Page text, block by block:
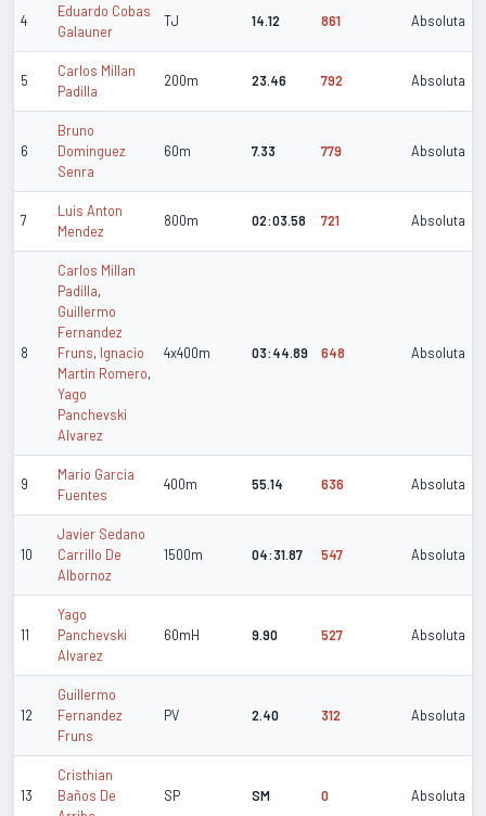
4
Eduardo Cobas
Galauner
TJ 14.12 861 Absoluta
5
Carlos Millan
Padilla
200m 23.46 792 Absoluta
6
Bruno
Dominguez
Senra
60m 7.33 779 Absoluta
7
Luis Anton
Mendez
800m 02:03.58 721 Absoluta
8
Carlos Millan
Padilla
Guillermo
Fernandez
Fruns Ignacio
Martin Romero
Yago
Panchevski
Alvarez
4x400m 03:44.89 648 Absoluta
9
Mario Garcia
Fuentes
400m 55.14 636 Absoluta
10
Javier Sedano
Carrillo De
Albornoz
1500m 04:31.87 547 Absoluta
11
Yago
Panchevski
Alvarez
60mH 9.90 527 Absoluta
12
Guillermo
Fernandez
Fruns
PV 2.40 312 Absoluta
13
Cristhian
Baños De
SP SM 0 Absoluta